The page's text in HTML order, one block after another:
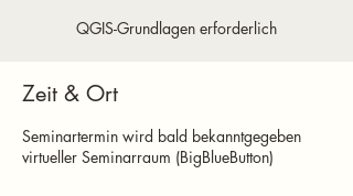
QGIS-Grundlagen erforderlich
Zeit & Ort
Seminartermin wird bald bekanntgegeben
virtueller Seminarraum (BigBlueButton)